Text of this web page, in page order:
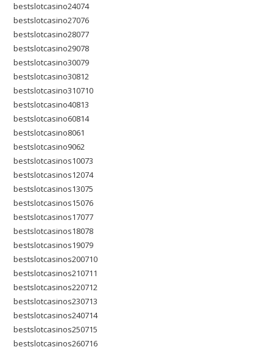
bestslotcasino24074
bestslotcasino27076
bestslotcasino28077
bestslotcasino29078
bestslotcasino30079
bestslotcasino30812
bestslotcasino310710
bestslotcasino40813
bestslotcasino60814
bestslotcasino8061
bestslotcasino9062
bestslotcasinos10073
bestslotcasinos12074
bestslotcasinos13075
bestslotcasinos15076
bestslotcasinos17077
bestslotcasinos18078
bestslotcasinos19079
bestslotcasinos200710
bestslotcasinos210711
bestslotcasinos220712
bestslotcasinos230713
bestslotcasinos240714
bestslotcasinos250715
bestslotcasinos260716